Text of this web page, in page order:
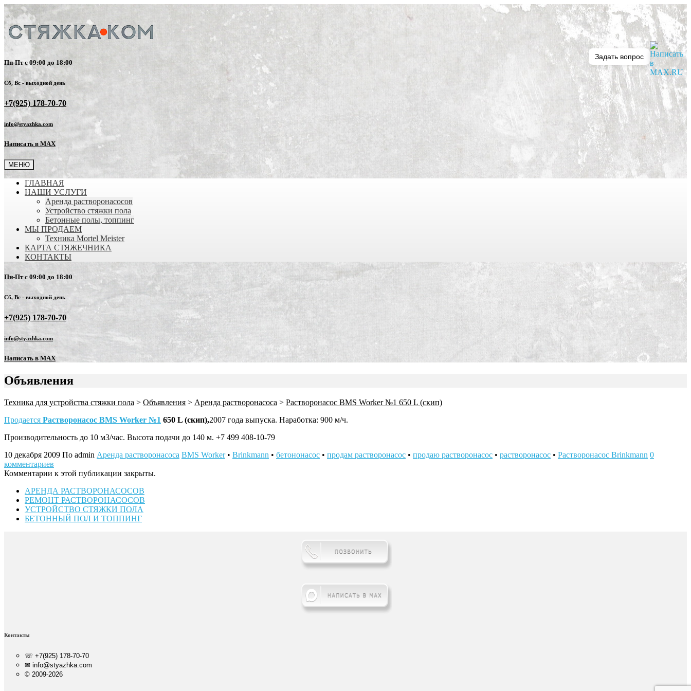
Пн-Пт с 09:00 до 18:00
Сб, Вс - выходной день
+7(925) 178-70-70
info@styazhka.com
Написать в MAX
МЕНЮ
ГЛАВНАЯ
НАШИ УСЛУГИ
Аренда растворонасосов
Устройство стяжки пола
Бетонные полы, топпинг
МЫ ПРОДАЕМ
Техника Mortel Meister
КАРТА СТЯЖЕЧНИКА
КОНТАКТЫ
Пн-Пт с 09:00 до 18:00
Сб, Вс - выходной день
+7(925) 178-70-70
info@styazhka.com
Написать в MAX
Объявления
Техника для устройства стяжки пола > Объявления > Аренда растворонасоса > Растворонасос BMS Worker №1 650 L (скип)
Продается Растворонасос BMS Worker №1 650 L (скип),2007 года выпуска. Наработка: 900 м/ч.
Производительность до 10 м3/час. Высота подачи до 140 м. +7 499 408-10-79
10 декабря 2009 По admin Аренда растворонасоса BMS Worker• Brinkmann • бетононасос • продам растворонасос • продаю растворонасос • растворонасос • Растворонасос Brinkmann 0
комментариев
Комментарии к этой публикации закрыты.
АРЕНДА РАСТВОРОНАСОСОВ
РЕМОНТ РАСТВОРОНАСОСОВ
УСТРОЙСТВО СТЯЖКИ ПОЛА
БЕТОННЫЙ ПОЛ И ТОППИНГ
Контакты
☏ +7(925) 178-70-70
✉ info@styazhka.com
© 2009-2026
Задать вопрос